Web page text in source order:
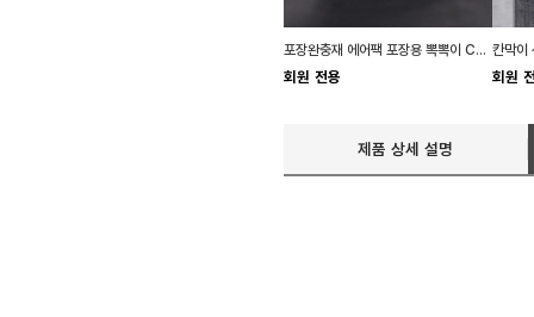
포장완충재 에어팩 포장용 뽁뽁이 C형 DD-10138
회원 전용 회원
제품 상세 설명